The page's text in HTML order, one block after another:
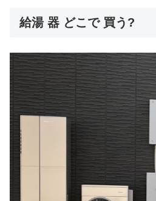
給湯 器 どこで 買う?